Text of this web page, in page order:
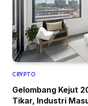
CRYPTO
Gelombang Kejut
Tikar, Industri